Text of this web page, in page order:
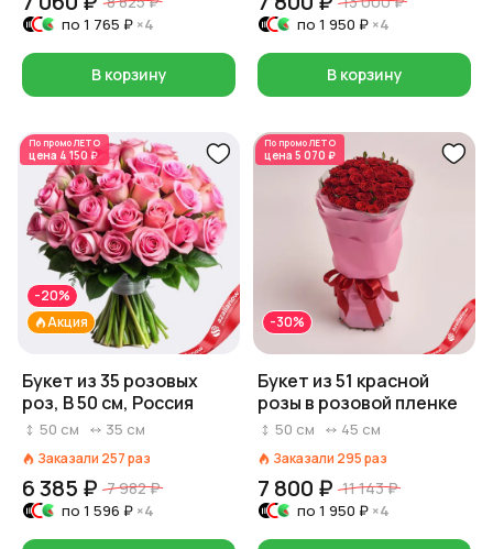
по 1 765 ₽ ×4
В корзину
по 1 950 ₽ ×4
В корзину
По промоЛЕТО
цена 4 150 ₽
Акция
-20%
Букет из 35 розовых
роз, В 50 см, Россия
50 см 35 см
Заказали 257раз
6 385 ₽ 7 982 ₽
по 1 596 ₽ ×4
По промоЛЕТО
цена 5 070 ₽
-30%
Букет из 51 красной
розы в розовой пленке
50 см 45 см
Заказали 295раз
7 800 ₽ 11 143 ₽
по 1 950 ₽ ×4